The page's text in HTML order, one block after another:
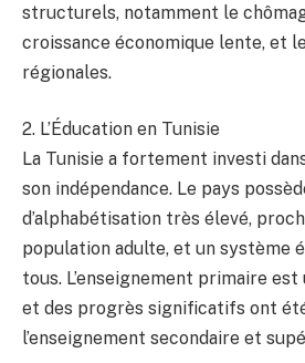
structurels, notamment le
croissance économique lente, et
régionales.
2. L’Éducation en Tunisie
La Tunisie a fortement investi
son indépendance. Le pays
d’alphabétisation très élevé,
population adulte, et un système
tous. L’enseignement primaire
et des progrès significatifs ont
l’enseignement secondaire et